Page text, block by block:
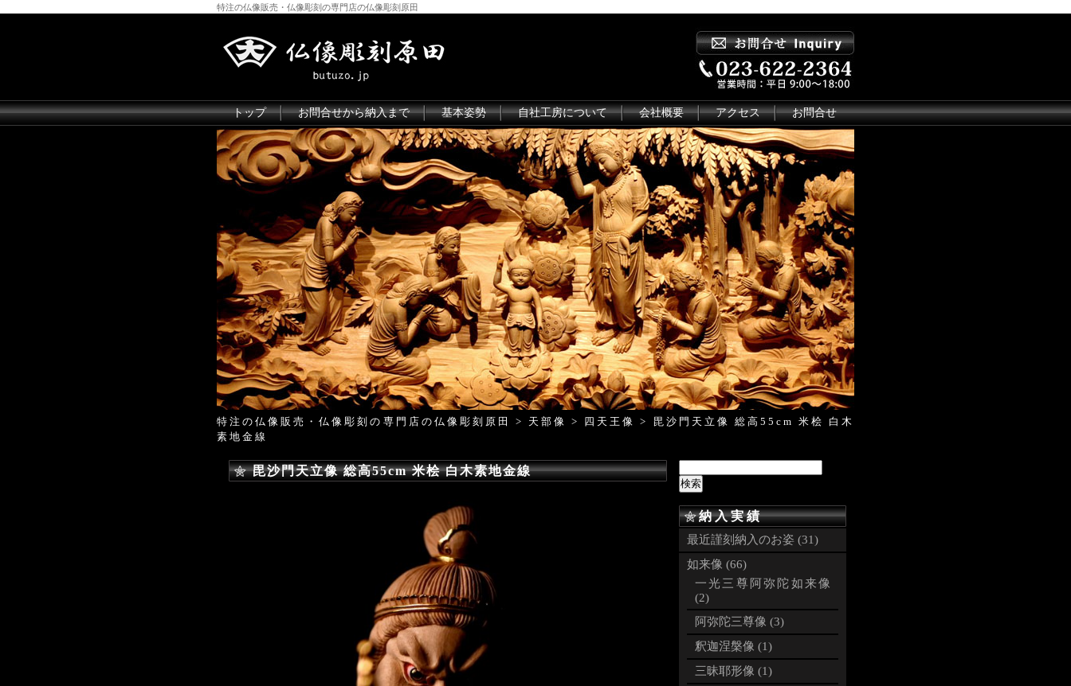
特注の仏像販売・仏像彫刻の専門店の仏像彫刻原田
トップ お問合せから納入まで 基本姿勢 自社工房について 会社概要 アクセス お問合せ
特注の仏像販売・仏像彫刻の専門店の仏像彫刻原田 > 天部像 > 四天王像 > 毘沙門天立像 総高55cm 米桧 白木
素地金線
毘沙門天立像 総高55cm 米桧 白木素地金線
納 入 実 績
最近謹刻納入のお姿 (31)
如来像 (66)
一光三尊阿弥陀如来像
(2)
阿弥陀三尊像 (3)
釈迦涅槃像 (1)
三昧耶形像 (1)